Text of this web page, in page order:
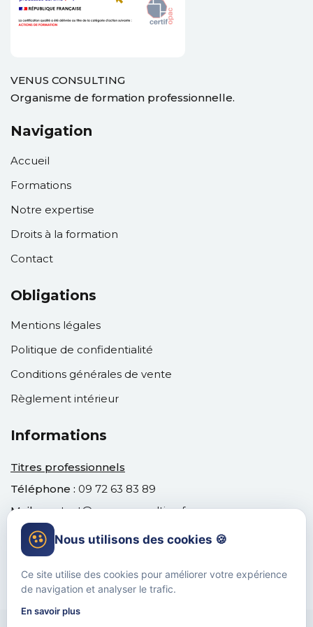
VENUS CONSULTING
Organisme de formation professionnelle.
Navigation
Accueil
Formations
Notre expertise
Droits à la formation
Contact
Obligations
Mentions légales
Politique de confidentialité
Conditions générales de vente
Règlement intérieur
Informations
Titres professionnels
Téléphone : 09 72 63 83 89
Mail :contact@venusconsulting.fr
Nous utilisons des cookies 🍪
Ce site utilise des cookies pour améliorer votre expérience
de navigation et analyser le trafic.
En savoir plus